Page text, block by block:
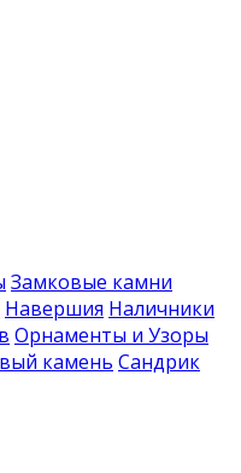
Замковые камни
Навершия Наличники
Орнаменты и Узоры
камень Сандрик